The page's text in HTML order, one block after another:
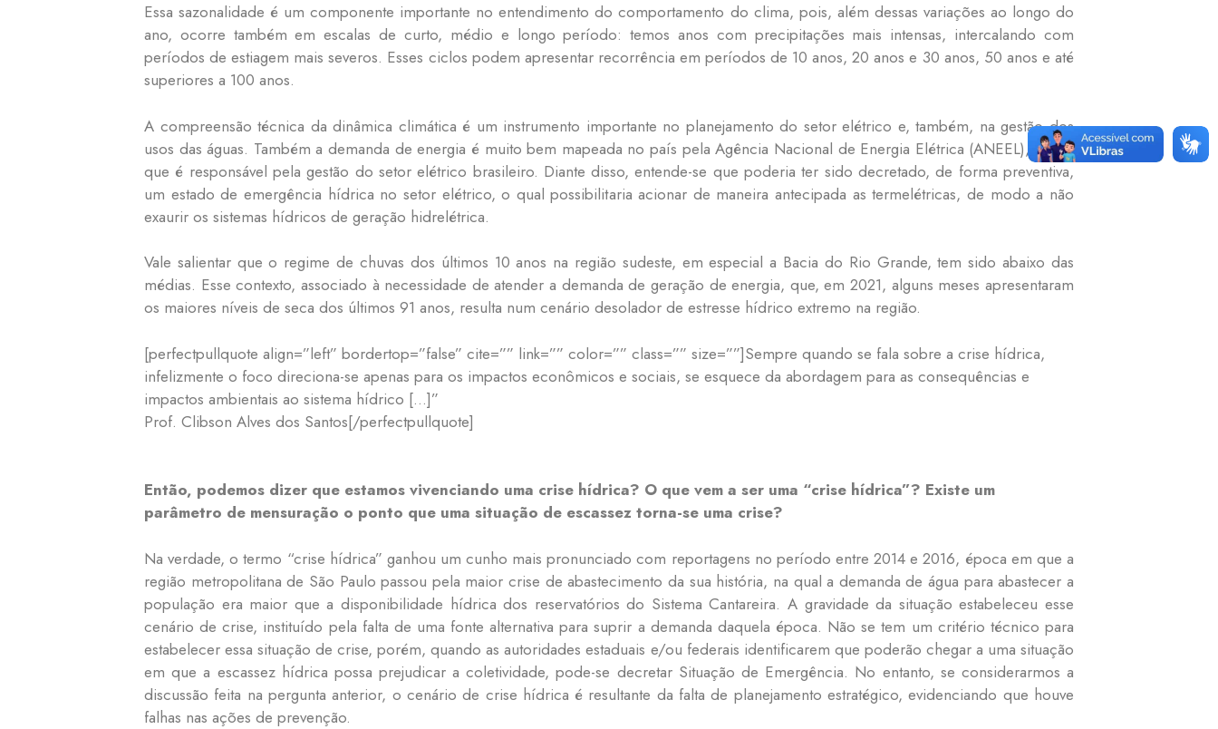
Essa sazonalidade é um componente importante no entendimento do comportamento do clima, pois, além dessas variações ao longo do
ano, ocorre também em escalas de curto, médio e longo período: temos anos com precipitações mais intensas, intercalando com
períodos de estiagem mais severos. Esses ciclos podem apresentar recorrência em períodos de 10 anos, 20 anos e 30 anos, 50 anos e até
superiores a 100 anos.
A compreensão técnica da dinâmica climática é um instrumento importante no planejamento do setor elétrico e, também, na gestão dos
usos das águas. Também a demanda de energia é muito bem mapeada no país pela Agência Nacional de Energia Elétrica (ANEEL), órgão
que é responsável pela gestão do setor elétrico brasileiro. Diante disso, entende-se que poderia ter sido decretado, de forma preventiva,
um estado de emergência hídrica no setor elétrico, o qual possibilitaria acionar de maneira antecipada as termelétricas, de modo a não
exaurir os sistemas hídricos de geração hidrelétrica.
Vale salientar que o regime de chuvas dos últimos 10 anos na região sudeste, em especial a Bacia do Rio Grande, tem sido abaixo das
médias. Esse contexto, associado à necessidade de atender a demanda de geração de energia, que, em 2021, alguns meses apresentaram
os maiores níveis de seca dos últimos 91 anos, resulta num cenário desolador de estresse hídrico extremo na região.
[perfectpullquote align=”left” bordertop=”false” cite=”” link=”” color=”” class=”” size=””]Sempre quando se fala sobre a crise hídrica,
infelizmente o foco direciona-se apenas para os impactos econômicos e sociais, se esquece da abordagem para as consequências e
impactos ambientais ao sistema hídrico […]”
Prof. Clibson Alves dos Santos[/perfectpullquote]
Então, podemos dizer que estamos vivenciando uma crise hídrica? O que vem a ser uma “crise hídrica”? Existe um
parâmetro de mensuração o ponto que uma situação de escassez torna-se uma crise?
Na verdade, o termo “crise hídrica” ganhou um cunho mais pronunciado com reportagens no período entre 2014 e 2016, época em que a
região metropolitana de São Paulo passou pela maior crise de abastecimento da sua história, na qual a demanda de água para abastecer a
população era maior que a disponibilidade hídrica dos reservatórios do Sistema Cantareira. A gravidade da situação estabeleceu esse
cenário de crise, instituído pela falta de uma fonte alternativa para suprir a demanda daquela época. Não se tem um critério técnico para
estabelecer essa situação de crise, porém, quando as autoridades estaduais e/ou federais identificarem que poderão chegar a uma situação
em que a escassez hídrica possa prejudicar a coletividade, pode-se decretar Situação de Emergência. No entanto, se considerarmos a
discussão feita na pergunta anterior, o cenário de crise hídrica é resultante da falta de planejamento estratégico, evidenciando que houve
falhas nas ações de prevenção.